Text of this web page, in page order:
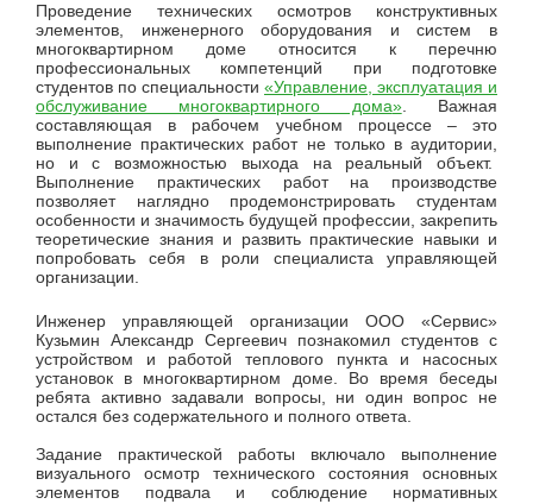
Проведение технических осмотров конструктивных
элементов, инженерного оборудования и систем в
многоквартирном доме относится к перечню
профессиональных компетенций при подготовке
студентов по специальности «Управление, эксплуатация и
обслуживание многоквартирного дома». Важная
составляющая в рабочем учебном процессе – это
выполнение практических работ не только в аудитории,
но и с возможностью выхода на реальный объект.
Выполнение практических работ на производстве
позволяет наглядно продемонстрировать студентам
особенности и значимость будущей профессии, закрепить
теоретические знания и развить практические навыки и
попробовать себя в роли специалиста управляющей
организации.
Инженер управляющей организации ООО «Сервис»
Кузьмин Александр Сергеевич познакомил студентов с
устройством и работой теплового пункта и насосных
установок в многоквартирном доме. Во время беседы
ребята активно задавали вопросы, ни один вопрос не
остался без содержательного и полного ответа.
Задание практической работы включало выполнение
визуального осмотр технического состояния основных
элементов подвала и соблюдение нормативных